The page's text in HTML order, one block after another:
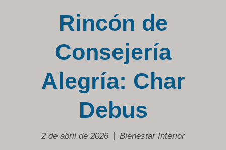
Rincón de
Consejería
Alegría: Char
Debus
2 de abril de 2026 Bienestar Interior